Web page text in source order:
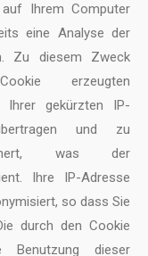
auf Ihrem Computer
eine Analyse der
Zu diesem Zweck
erzeugten
Ihrer gekürzten IP-
und zu
was der
Ihre IP-Adresse
so dass Sie
durch den Cookie
Benutzung dieser